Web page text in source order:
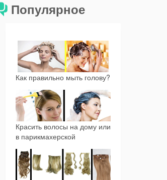
Популярное
Как правильно мыть голову?
Красить волосы на дому или
в парикмахерской